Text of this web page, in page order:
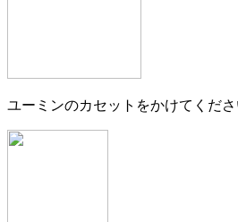
ユーミンのカセットをかけてくださ